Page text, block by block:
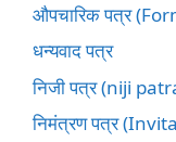
औपचारिक पत्र
धन्यवाद पत्र
निजी पत्र (niji
निमंत्रण पत्र